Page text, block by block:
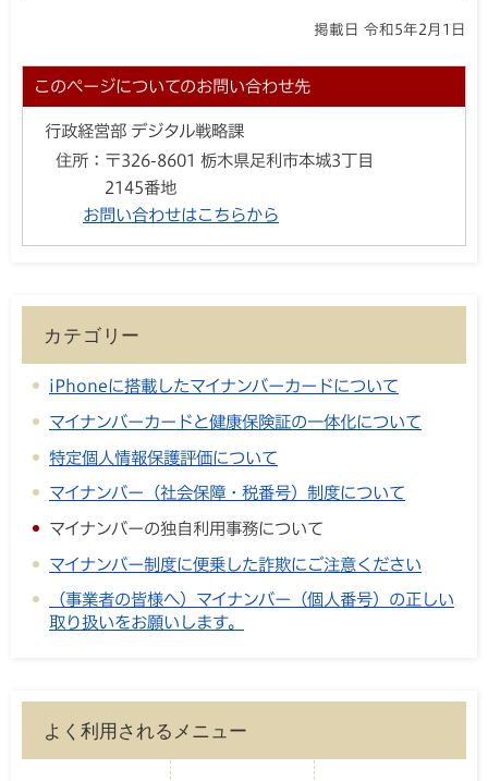
掲載日 令和5年2月1日
このページについてのお問い合わせ先
行政経営部 デジタル戦略課
住所： 〒326-8601 栃木県足利市本城3丁目
2145番地
お問い合わせはこちらから
カテゴリー
iPhoneに搭載したマイナンバーカードについて
マイナンバーカードと健康保険証の一体化について
特定個人情報保護評価について
マイナンバー（社会保障・税番号）制度について
マイナンバーの独自利用事務について
マイナンバー制度に便乗した詐欺にご注意ください
（事業者の皆様へ）マイナンバー（個人番号）の正しい
取り扱いをお願いします。
よく利用されるメニュー